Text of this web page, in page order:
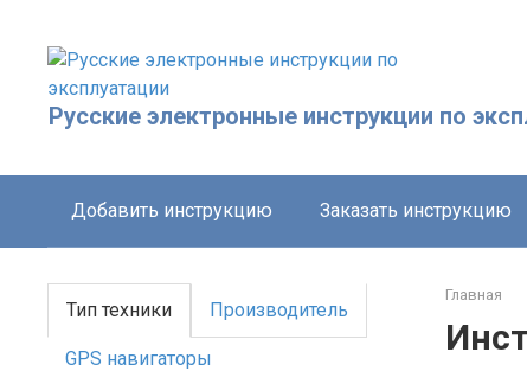
контенту
Русские электронные инструкции по
Добавить инструкцию Заказать инструкцию
Главная
Тип техники Производитель
GPS навигаторы